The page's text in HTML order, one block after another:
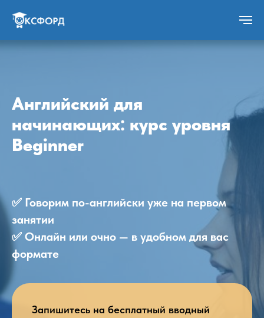
Английский для
начинающих: курс уровня
Beginner
✅ Говорим по-английски уже на первом
занятии
✅ Онлайн или очно — в удобном для вас
формате
Запишитесь на бесплатный вводный